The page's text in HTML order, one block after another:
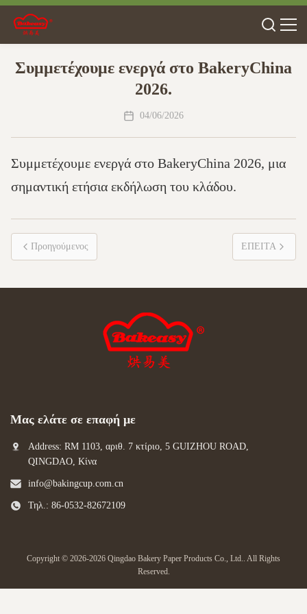
Συμμετέχουμε ενεργά στο BakeryChina
2026.
04/06/2026
Συμμετέχουμε ενεργά στο BakeryChina 2026, μια
σημαντική ετήσια εκδήλωση του κλάδου.
Προηγούμενος ΕΠΕΙΤΑ
Μας ελάτε σε επαφή με
Address: RM 1103, αριθ. 7 κτίριο, 5 GUIZHOU ROAD,
QINGDAO, Κίνα
info@bakingcup.com.cn
Τηλ.: 86-0532-82672109
Copyright © 2026-2026 Qingdao Bakery Paper Products Co., Ltd.. All Rights
Reserved.